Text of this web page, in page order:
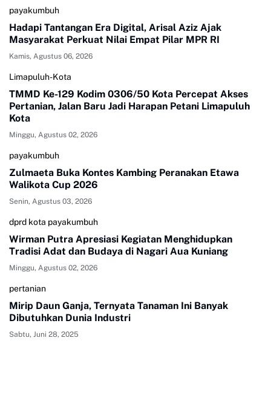
payakumbuh
Hadapi Tantangan Era Digital, Arisal Aziz Ajak
Masyarakat Perkuat Nilai Empat Pilar MPR RI
Kamis, Agustus 06, 2026
Limapuluh-Kota
TMMD Ke-129 Kodim 0306/50 Kota Percepat Akses
Pertanian, Jalan Baru Jadi Harapan Petani Limapuluh
Kota
Minggu, Agustus 02, 2026
payakumbuh
Zulmaeta Buka Kontes Kambing Peranakan Etawa
Walikota Cup 2026
Senin, Agustus 03, 2026
dprd kota payakumbuh
Wirman Putra Apresiasi Kegiatan Menghidupkan
Tradisi Adat dan Budaya di Nagari Aua Kuniang
Minggu, Agustus 02, 2026
pertanian
Mirip Daun Ganja, Ternyata Tanaman Ini Banyak
Dibutuhkan Dunia Industri
Sabtu, Juni 28, 2025